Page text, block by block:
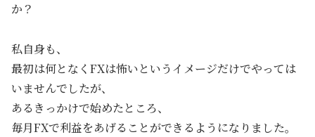
か？
私自身も、
最初は何となくFXは怖いというイメージだけでやっては
いませんでしたが、
あるきっかけで始めたところ、
毎月FXで利益をあげることができるようになりました。